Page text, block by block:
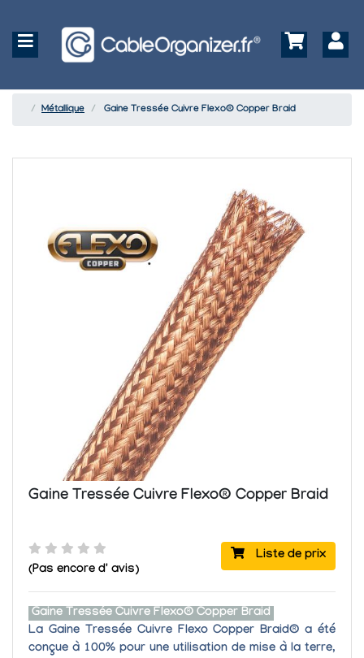
Métallique Gaine Tressée Cuivre Flexo® Copper Braid
Gaine Tressée Cuivre Flexo® Copper Braid
Liste de prix
(Pas encore d' avis)
Gaine Tressée Cuivre Flexo® Copper Braid
La Gaine Tressée Cuivre Flexo Copper Braid®a été
conçue à 100% pour une utilisation de mise à la terre,